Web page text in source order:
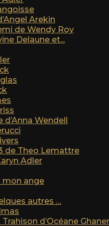
Arekin
de Wendy Roy
Delaune et...
Wendell
de Theo Lemattre
Adler
mon ange
autres …
d’Océane